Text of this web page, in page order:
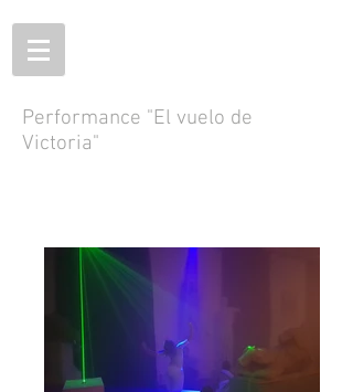
Performance "El vuelo de
Victoria"